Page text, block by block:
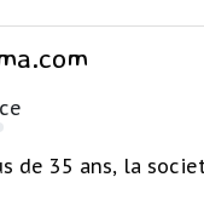
de 35 ans, la